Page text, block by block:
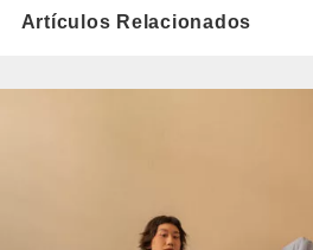
Artículos Relacionados